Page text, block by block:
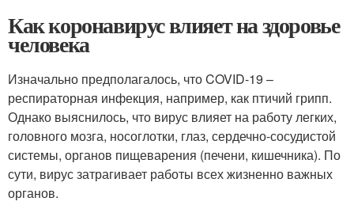
Как коронавирус влияет на здоровье
человека
Изначально предполагалось, что COVID-19 –
респираторная инфекция, например, как птичий грипп.
Однако выяснилось, что вирус влияет на работу легких,
головного мозга, носоглотки, глаз, сердечно-сосудистой
системы, органов пищеварения (печени, кишечника). По
сути, вирус затрагивает работы всех жизненно важных
органов.